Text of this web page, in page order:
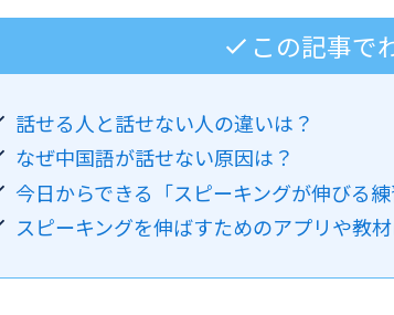
この記事で
話せる人と話せない人の違いは？
なぜ中国語が話せない原因は？
今日からできる「スピーキングが伸びる練
スピーキングを伸ばすためのアプリや教材